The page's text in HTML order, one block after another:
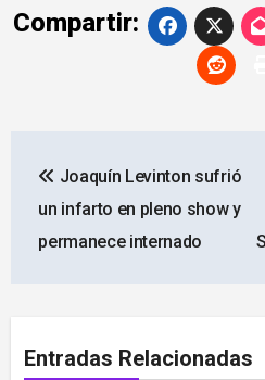
Compartir:
de
entradas
Joaquín Levinton sufrió
un infarto en pleno show y
permanece internado
Entradas Relacionadas